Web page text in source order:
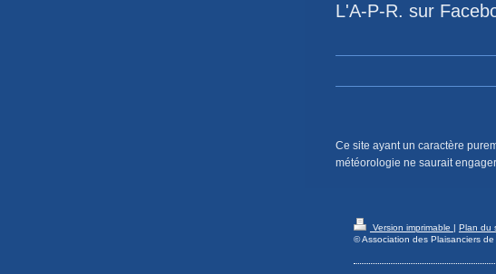
L'A-P-R. sur
Ce site ayant un caractère
météorologie ne saurait
Version imprimable
Plan du
© Association des Plaisanciers de